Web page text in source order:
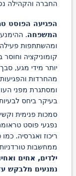
החברה והקהילה
הפגיעה הפוסט
המשפחה.
ומהשתתפות
קומוניקציה וחוסר
יותר מידי מגע,
מהחרדות
ומסתגרת מפני
בעיקר ביחס
סמכות פנימית
נפגעי פוסט
ריכוז ואגרסיה.
ממחשבות
ילדים, אחים
נמנעים מלבקש